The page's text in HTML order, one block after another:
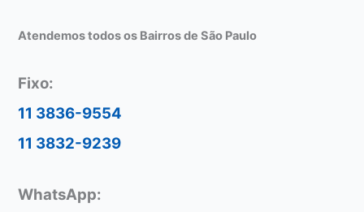
Atendemos todos os Bairros de São Paulo
Fixo:
11 3836-9554
11 3832-9239
WhatsApp: